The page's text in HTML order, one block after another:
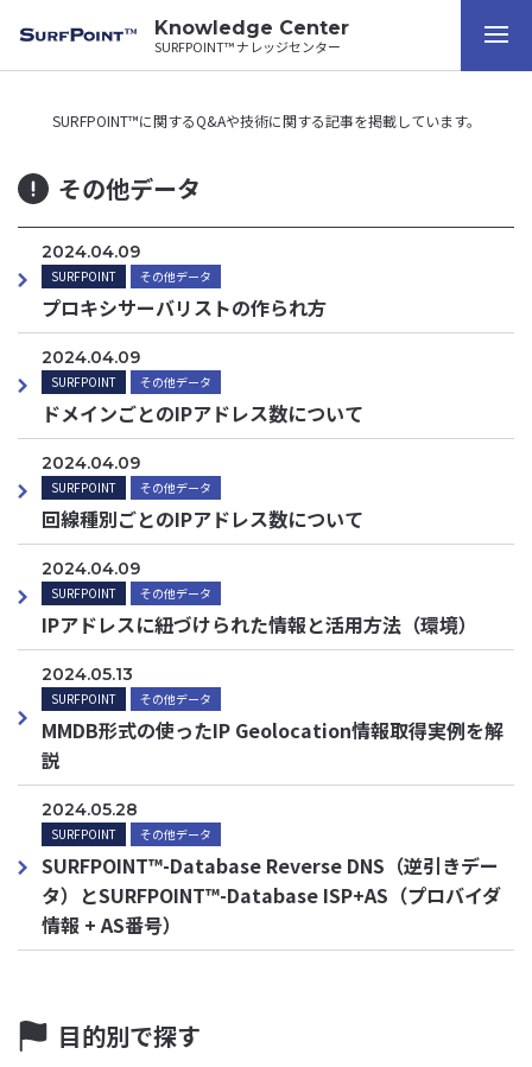
Knowledge Center
SURFPOINT™ ナレッジセンター
SURFPOINT™に関するQ&Aや技術に関する記事を掲載しています。
その他データ
2024.04.09
SURFPOINT その他データ
プロキシサーバリストの作られ方
2024.04.09
SURFPOINT その他データ
ドメインごとのIPアドレス数について
2024.04.09
SURFPOINT その他データ
回線種別ごとのIPアドレス数について
2024.04.09
SURFPOINT その他データ
IPアドレスに紐づけられた情報と活用方法（環境）
2024.05.13
SURFPOINT その他データ
MMDB形式の使ったIP Geolocation情報取得実例を解
説
2024.05.28
SURFPOINT その他データ
SURFPOINT™-Database Reverse DNS（逆引きデー
タ）とSURFPOINT™-Database ISP+AS（プロバイダ
情報 + AS番号）
目的別で探す